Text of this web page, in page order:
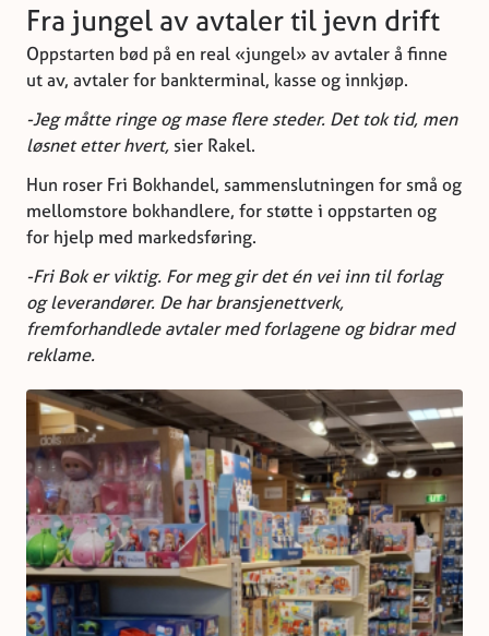
Fra jungel av avtaler til jevn drift
Oppstarten bød på en real «jungel» av avtaler å finne
ut av, avtaler for bankterminal, kasse og innkjøp.
-Jeg måtte ringe og mase flere steder. Det tok tid, men
løsnet etter hvert,sier Rakel.
Hun roser Fri Bokhandel, sammenslutningen for små og
mellomstore bokhandlere, for støtte i oppstarten og
for hjelp med markedsføring.
-Fri Bok er viktig. For meg gir det én vei inn til forlag
og leverandører. De har bransjenettverk,
fremforhandlede avtaler med forlagene og bidrar med
reklame.